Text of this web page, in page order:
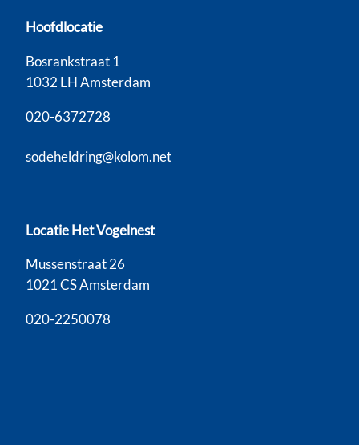
Hoofdlocatie
Bosrankstraat 1
1032 LH Amsterdam
020-6372728
sodeheldring@kolom.net
Locatie Het Vogelnest
Mussenstraat 26
1021 CS Amsterdam
020-2250078